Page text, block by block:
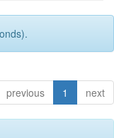
previous 1 next